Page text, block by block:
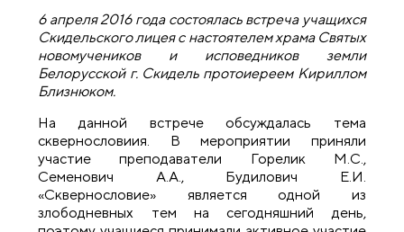
6 апреля 2016 года состоялась встреча учащихся
Скидельского лицея с настоятелем храма Святых
новомучеников и исповедников земли
Белорусской г. Скидель протоиереем Кириллом
Близнюком.
На данной встрече обсуждалась тема
сквернословиия. В мероприятии приняли
участие преподаватели Горелик М.С.,
Семенович А.А., Будилович Е.И.
«Сквернословие» является одной из
злободневных тем на сегодняшний день,